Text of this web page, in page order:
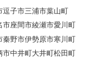
逗子市三浦市葉山町
市座間市綾瀬市愛川町
秦野市伊勢原市寒川町
市中井町大井町松田町